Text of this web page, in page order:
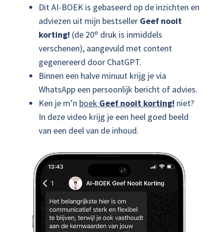
Dit AI-BOEK is gebaseerd op de inzichten en
adviezen uit mijn bestseller Geef nooit
korting! (de 20e druk is inmiddels
verschenen), aangevuld met content
gegenereerd door ChatGPT.
Binnen een halve minuut krijg je via
WhatsApp een persoonlijk bericht of advies.
Ken je m’n boek Geef nooit korting! niet?
In deze video krijg je een heel goed beeld
van een deel van de inhoud.